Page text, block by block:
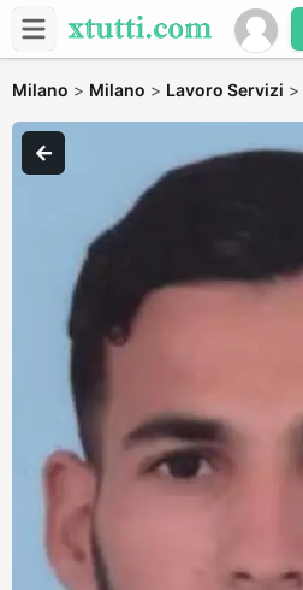
Milano > Milano > Lavoro Servizi >